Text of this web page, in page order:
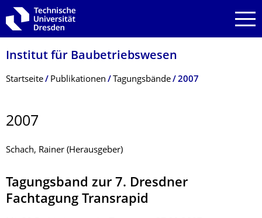
Zur Hauptnavigation springen
Zur Suche springen
Zum Inhalt springen
Institut für Baubetriebswesen
Breadcrumb-Menü
Startseite Publikationen Tagungsbände 2007
2007
Schach, Rainer (Herausgeber)
Tagungsband zur 7. Dresdner
Fachtagung Transrapid